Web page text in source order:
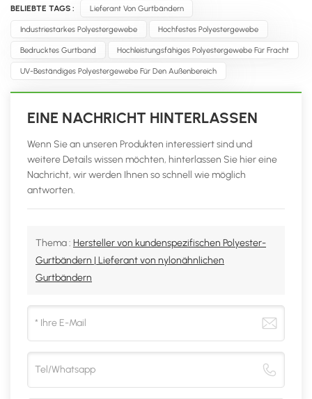
BELIEBTE TAGS : Lieferant Von Gurtbändern
Industriestarkes Polyestergewebe Hochfestes Polyestergewebe
Bedrucktes Gurtband Hochleistungsfähiges Polyestergewebe Für Fracht
UV-Beständiges Polyestergewebe Für Den Außenbereich
EINE NACHRICHT HINTERLASSEN
Wenn Sie an unseren Produkten interessiert sind und
weitere Details wissen möchten, hinterlassen Sie hier eine
Nachricht, wir werden Ihnen so schnell wie möglich
antworten.
Thema : Hersteller von kundenspezifischen Polyester-
Gurtbändern | Lieferant von nylonähnlichen
Gurtbändern